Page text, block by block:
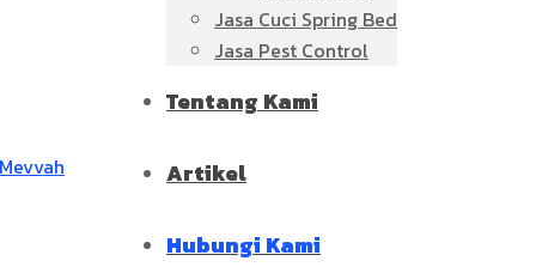
Jasa Cuci Spring Bed
Jasa Pest Control
Tentang Kami
Artikel
Hubungi Kami